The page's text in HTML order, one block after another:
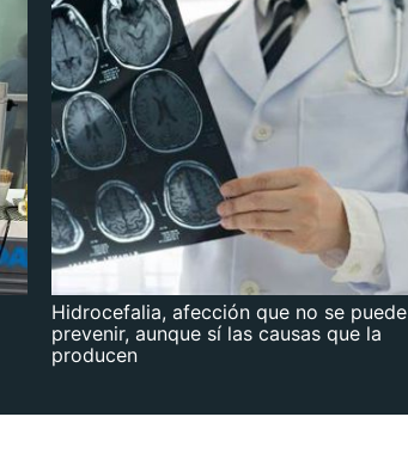
Hidrocefalia, afección que no se puede
prevenir, aunque sí las causas que la
producen